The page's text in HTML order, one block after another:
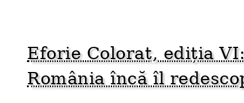
Eforie Colorat, ediția
România încă îl